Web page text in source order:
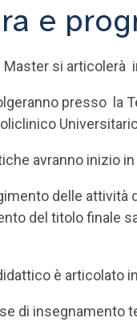
e
Master si
presso la
avranno inizio
delle attività
del titolo finale
è articolato in
di insegnamento